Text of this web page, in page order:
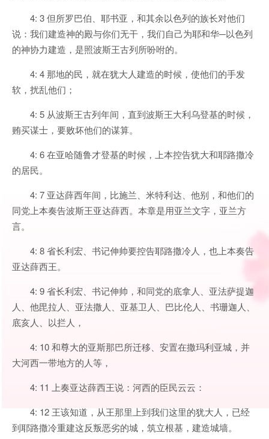
4: 3 但所罗巴伯、耶书亚，和其余以色列的族长对他们
说：我们建造神的殿与你们无干，我们自己为耶和华─以色列
的神协力建造，是照波斯王古列所吩咐的。
4: 4 那地的民，就在犹大人建造的时候，使他们的手发
软，扰乱他们；
4: 5 从波斯王古列年间，直到波斯王大利乌登基的时候，
贿买谋士，要败坏他们的谋算。
4: 6 在亚哈随鲁才登基的时候，上本控告犹大和耶路撒冷
的居民。
4: 7 亚达薛西年间，比施兰、米特利达、他别，和他们的
同党上本奏告波斯王亚达薛西。本章是用亚兰文字，亚兰方
言。
4: 8 省长利宏、书记伸帅要控告耶路撒冷人，也上本奏告
亚达薛西王。
4: 9 省长利宏、书记伸帅，和同党的底拿人、亚法萨提迦
人、他毘拉人、亚法撒人、亚基卫人、巴比伦人、书珊迦人、
底亥人、以拦人，
4: 10 和尊大的亚斯那巴所迁移、安置在撒玛利亚城，并
大河西一带地方的人等，
4: 11 上奏亚达薛西王说：河西的臣民云云：
4: 12 王该知道，从王那里上到我们这里的犹大人，已经
到耶路撒冷重建这反叛恶劣的城，筑立根基，建造城墙。